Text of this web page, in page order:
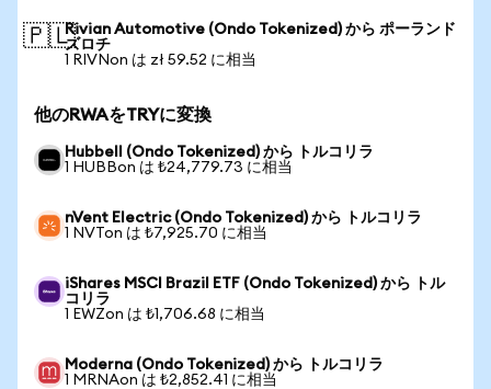
🇵🇱Rivian Automotive (Ondo Tokenized) から ポーランド
ズロチ
1 RIVNon は zł 59.52 に相当
他のRWAをTRYに変換
Hubbell (Ondo Tokenized) から トルコリラ
1 HUBBon は ₺24,779.73 に相当
nVent Electric (Ondo Tokenized) から トルコリラ
1 NVTon は ₺7,925.70 に相当
iShares MSCI Brazil ETF (Ondo Tokenized) から トル
コリラ
1 EWZon は ₺1,706.68 に相当
Moderna (Ondo Tokenized) から トルコリラ
1 MRNAon は ₺2,852.41 に相当